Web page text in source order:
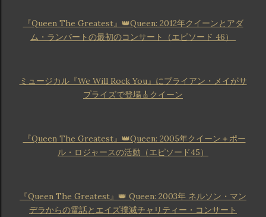
『Queen The Greatest』👑Queen: 2012年クイーンとアダ
ム・ランバートの最初のコンサート（エピソード 46）
ミュージカル『We Will Rock You』にブライアン・メイがサ
プライズで登場🎸クイーン
『Queen The Greatest』👑Queen: 2005年クイーン＋ポー
ル・ロジャースの活動（エピソード45）
『Queen The Greatest』👑 Queen: 2003年 ネルソン・マン
デラからの電話とエイズ撲滅チャリティー・コンサート